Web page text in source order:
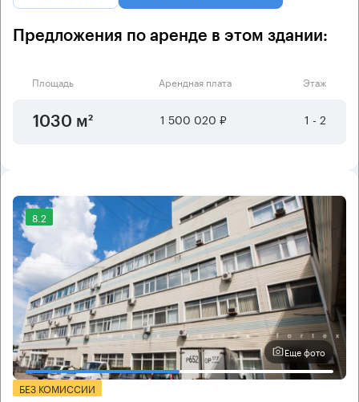
Предложения по аренде в этом здании:
Площадь Арендная плата Этаж
1030 м² 1 500 020 ₽ 1 - 2
8.2
Еще фото
БЕЗ КОМИССИИ